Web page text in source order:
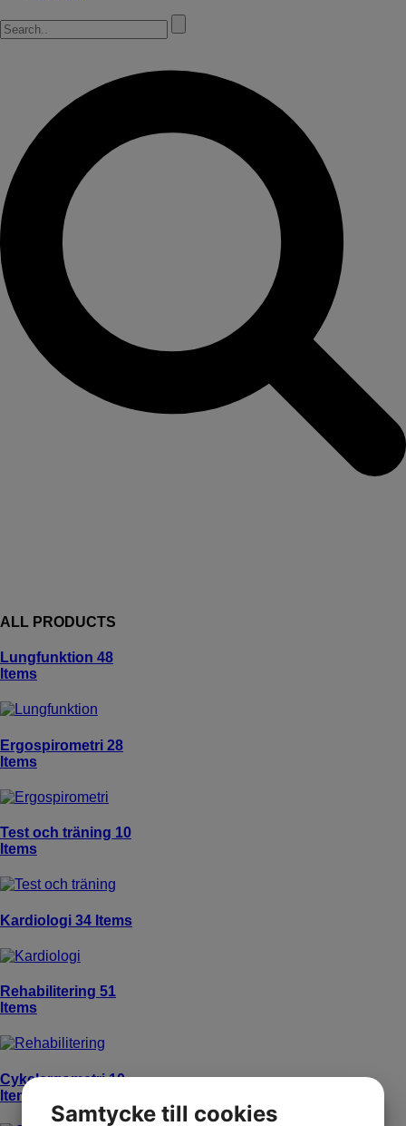
ALL PRODUCTS
Lungfunktion 48
Items
Ergospirometri 28
Items
Test och träning 10
Items
Kardiologi 34 Items
Rehabilitering 51
Items
Cykelergometri10
Items
Samtycke till cookies